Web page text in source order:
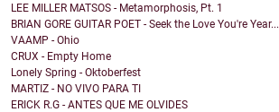
LEE MILLER MATSOS - Metamorphosis, Pt. 1
BRIAN GORE GUITAR POET - Seek the Love You're Year...
VAAMP - Ohio
CRUX - Empty Home
Lonely Spring - Oktoberfest
MARTIZ - NO VIVO PARA TI
ERICK R.G - ANTES QUE ME OLVIDES